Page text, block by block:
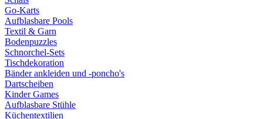
Go-Karts
Aufblasbare Pools
Textil & Garn
Bodenpuzzles
Schnorchel-Sets
Tischdekoration
Bänder ankleiden und -poncho's
Dartscheiben
Kinder Games
Aufblasbare Stühle
Küchentextilien